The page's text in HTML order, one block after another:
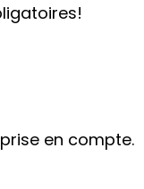
en compte.